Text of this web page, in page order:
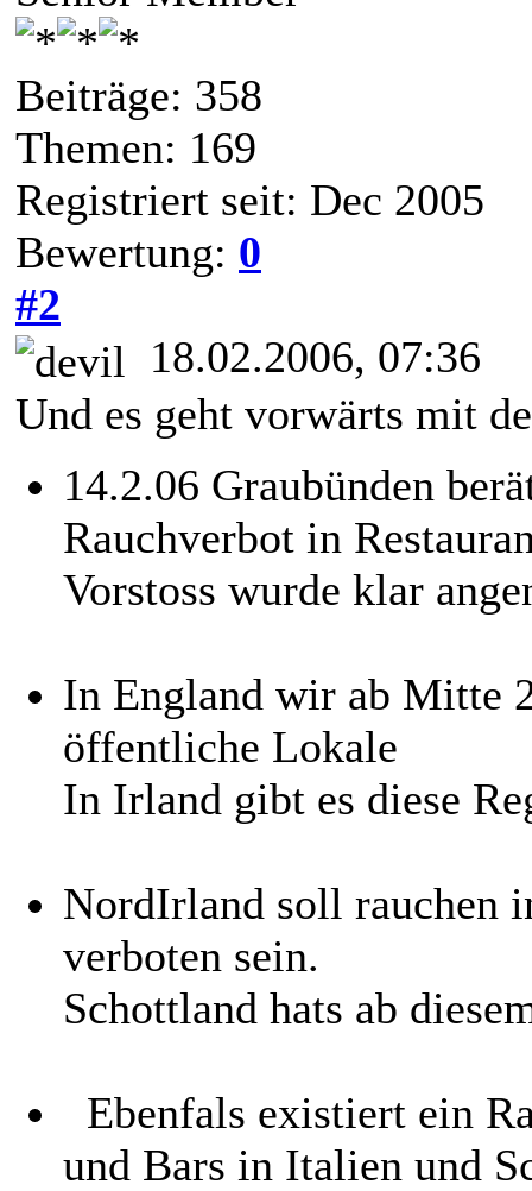
Beiträge: 358
Themen: 169
Registriert seit: Dec 2005
Bewertung: 0
#2
18.02.2006, 07:36
Und es geht vorwärts mit
14.2.06 Graubünden
Rauchverbot in
Vorstoss wurde klar
In England wir ab Mitte
öffentliche Lokale
In Irland gibt es diese
NordIrland soll rauchen
verboten sein.
Schottland hats ab
Ebenfals existiert ein
und Bars in Italien und